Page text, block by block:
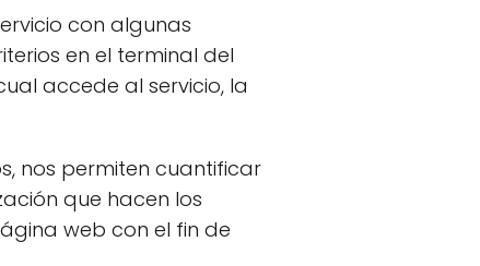
con algunas
en el terminal del
accede al servicio, la
nos permiten cuantificar
que hacen los
web con el fin de